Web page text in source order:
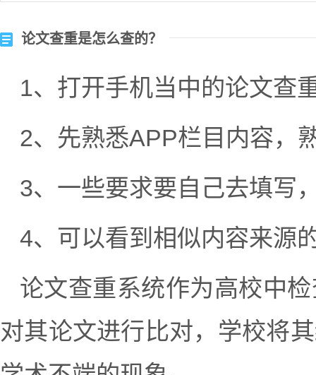
论文查重是怎么查的？
1、打开手机当中的论文查
2、先熟悉APP栏目内容，
3、一些要求要自己去填写
4、可以看到相似内容来源
论文查重系统作为高校中
对其论文进行比对，学校将